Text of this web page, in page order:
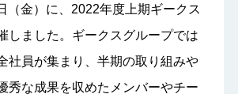
（金）に、2022年度上期ギークス
しました。ギークスグループでは
社員が集まり、半期の取り組みや
秀な成果を収めたメンバーやチー